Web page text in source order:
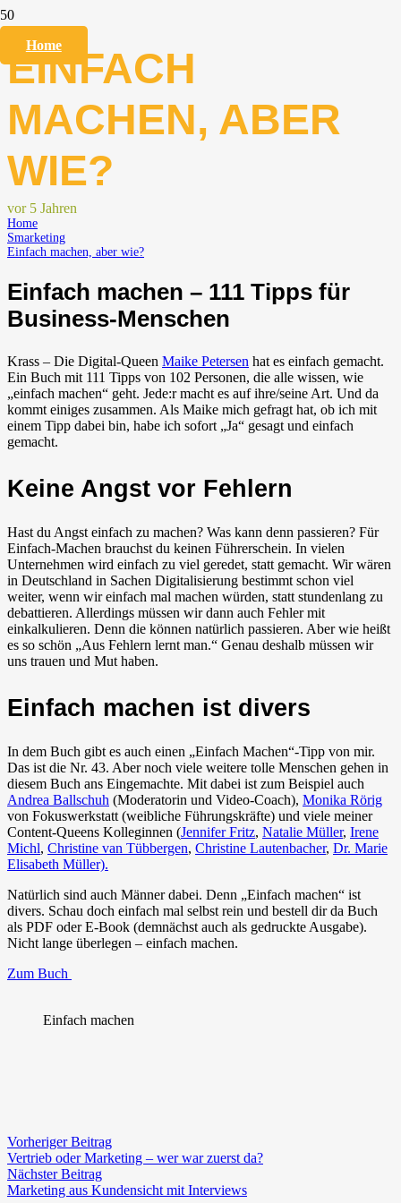
Home
EINFACH
MACHEN, ABER
WIE?
vor 5 Jahren
Home
Smarketing
Einfach machen, aber wie?
Einfach machen – 111 Tipps für
Business-Menschen
Krass – Die Digital-Queen Maike Petersen hat es einfach gemacht.
Ein Buch mit 111 Tipps von 102 Personen, die alle wissen, wie
„einfach machen“ geht. Jede:r macht es auf ihre/seine Art. Und da
kommt einiges zusammen. Als Maike mich gefragt hat, ob ich mit
einem Tipp dabei bin, habe ich sofort „Ja“ gesagt und einfach
gemacht.
Keine Angst vor Fehlern
Hast du Angst einfach zu machen? Was kann denn passieren? Für
Einfach-Machen brauchst du keinen Führerschein. In vielen
Unternehmen wird einfach zu viel geredet, statt gemacht. Wir wären
in Deutschland in Sachen Digitalisierung bestimmt schon viel
weiter, wenn wir einfach mal machen würden, statt stundenlang zu
debattieren. Allerdings müssen wir dann auch Fehler mit
einkalkulieren. Denn die können natürlich passieren. Aber wie heißt
es so schön „Aus Fehlern lernt man.“ Genau deshalb müssen wir
uns trauen und Mut haben.
Einfach machen ist divers
In dem Buch gibt es auch einen „Einfach Machen“-Tipp von mir.
Das ist die Nr. 43. Aber noch viele weitere tolle Menschen gehen in
diesem Buch ans Eingemachte. Mit dabei ist zum Beispiel auch
Andrea Ballschuh (Moderatorin und Video-Coach), Monika Rörig
von Fokuswerkstatt (weibliche Führungskräfte) und viele meiner
Content-Queens Kolleginnen (Jennifer Fritz, Natalie Müller, Irene
Michl, Christine van Tübbergen, Christine Lautenbacher, Dr. Marie
Elisabeth Müller).
Natürlich sind auch Männer dabei. Denn „Einfach machen“ ist
divers. Schau doch einfach mal selbst rein und bestell dir da Buch
als PDF oder E-Book (demnächst auch als gedruckte Ausgabe).
Nicht lange überlegen – einfach machen.
Zum Buch
Einfach machen
Vorheriger Beitrag
Vertrieb oder Marketing – wer war zuerst da?
Nächster Beitrag
Marketing aus Kundensicht mit Interviews